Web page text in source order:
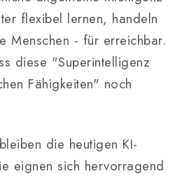
flexibel lernen, handeln
Menschen - für erreichbar.
diese "Superintelligenz
Fähigkeiten" noch
die heutigen KI-
eignen sich hervorragend